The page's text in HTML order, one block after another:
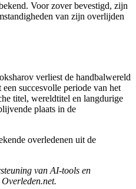
Voor zover bevestigd, zijn
van zijn overlijden
verliest de handbalwereld
succesvolle periode van het
titel, wereldtitel en langdurige
plaats in de
overledenen uit de
van AI-tools en